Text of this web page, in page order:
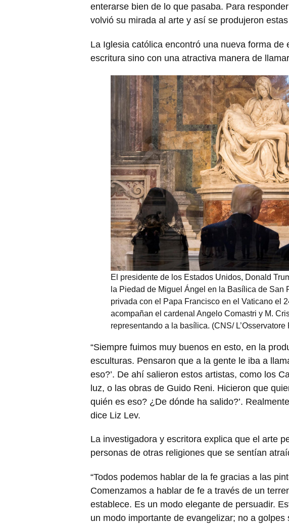
enterarse bien de lo que pasaba. Para
volvió su mirada al arte y así se produjeron
La Iglesia católica encontró una nueva forma
escritura sino con una atractiva manera de
El presidente de los Estados Unidos, Donald
la Piedad de Miguel Ángel en la Basílica de San
privada con el Papa Francisco en el Vaticano el
acompañan el cardenal Angelo Comastri y M.
representando a la basílica. (CNS/ L’Osservatore
“Siempre fuimos muy buenos en esto, en la
esculturas. Pensaron que a la gente le iba a
eso?’. De ahí salieron estos artistas, como los
luz, o las obras de Guido Reni. Hicieron que
quién es eso? ¿De dónde ha salido?’.
dice Liz Lev.
La investigadora y escritora explica que el arte
personas de otras religiones que se sentían
“Todos podemos hablar de la fe gracias a las
Comenzamos a hablar de fe a través de un
establece. Es un modo elegante de persuadir.
un modo importante de evangelizar; no a